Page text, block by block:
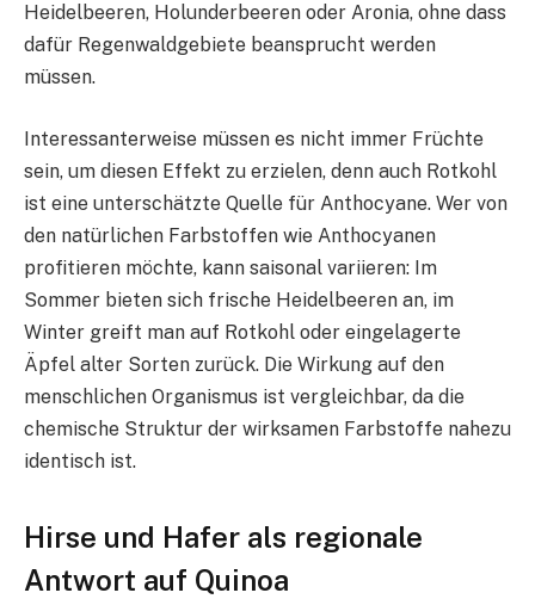
Heidelbeeren, Holunderbeeren oder Aronia, ohne dass
dafür Regenwaldgebiete beansprucht werden
müssen.
Interessanterweise müssen es nicht immer Früchte
sein, um diesen Effekt zu erzielen, denn auch Rotkohl
ist eine unterschätzte Quelle für Anthocyane. Wer von
den natürlichen Farbstoffen wie Anthocyanen
profitieren möchte, kann saisonal variieren: Im
Sommer bieten sich frische Heidelbeeren an, im
Winter greift man auf Rotkohl oder eingelagerte
Äpfel alter Sorten zurück. Die Wirkung auf den
menschlichen Organismus ist vergleichbar, da die
chemische Struktur der wirksamen Farbstoffe nahezu
identisch ist.
Hirse und Hafer als regionale
Antwort auf Quinoa